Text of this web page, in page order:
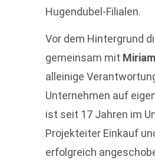
Hugendubel-Filialen.
Vor dem Hintergrund
gemeinsam mit
alleinige
Unternehmen auf
ist seit 17 Jahren im
Projekteiter Einkauf
erfolgreich